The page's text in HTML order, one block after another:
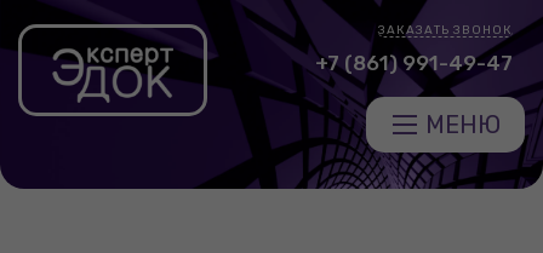
МЕНЮ
+7 (861) 991-49-47
ЗАКАЗАТЬ ЗВОНОК